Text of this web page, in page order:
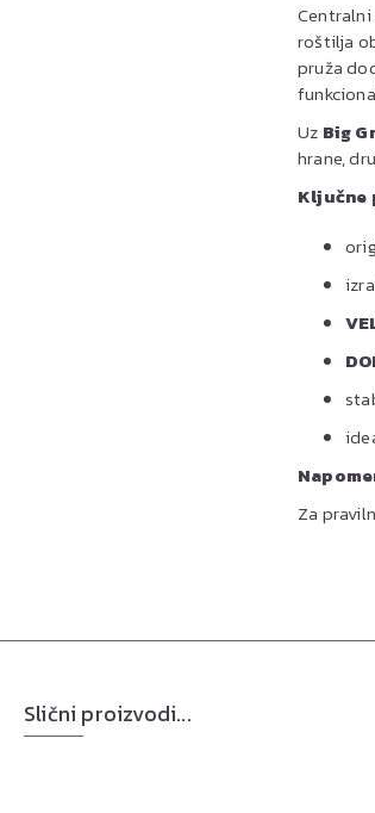
roštilja
pruža
Uz Big
hrane,
Ključne
Za
Slični proizvodi...